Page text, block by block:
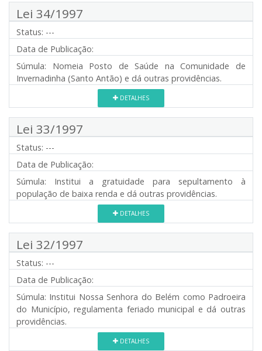
Lei 34/1997
Status: ---
Data de Publicação:
Súmula: Nomeia Posto de Saúde na Comunidade de
Invernadinha (Santo Antão) e dá outras providências.
DETALHES
Lei 33/1997
Status: ---
Data de Publicação:
Súmula: Institui a gratuidade para sepultamento à
população de baixa renda e dá outras providências.
DETALHES
Lei 32/1997
Status: ---
Data de Publicação:
Súmula: Institui Nossa Senhora do Belém como Padroeira
do Município, regulamenta feriado municipal e dá outras
providências.
DETALHES